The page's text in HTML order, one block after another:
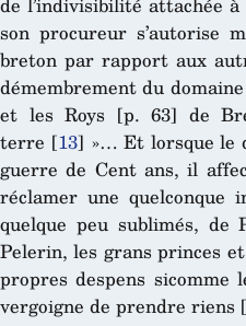
son procureur s’autorise
breton par rapport aux
démembrement du
et les Roys [p. 63] de
terre [13] »… Et lorsque le
guerre de Cent ans, il
réclamer une quelconque
quelque peu sublimés,
Pelerin, les grans princes
propres despens
vergoigne de prendre riens